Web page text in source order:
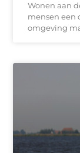
Wonen aan
mensen een
omgeving